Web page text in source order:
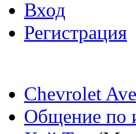
Вход
Регистрация
Chevrolet
Общение по